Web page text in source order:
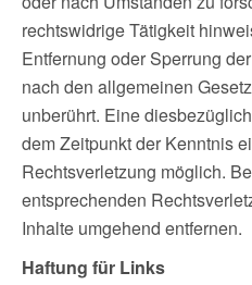
rechtswidrige Tätigkeit
Entfernung oder Sperrung
nach den allgemeinen
unberührt. Eine
dem Zeitpunkt der Kenntnis
Rechtsverletzung möglich.
entsprechenden
Inhalte umgehend entfernen.
Haftung für Links